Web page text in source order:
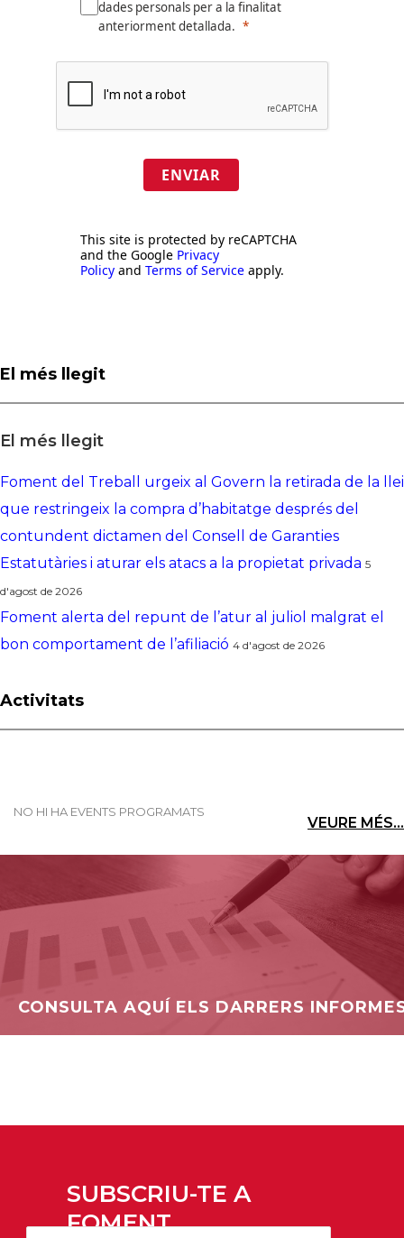
dades personals per a la finalitat
anteriorment detallada.
ENVIAR
This site is protected by reCAPTCHA
and the Google Privacy
Policy and Terms of Service apply.
El més llegit
El més llegit
Foment del Treball urgeix al Govern la retirada de la llei
que restringeix la compra d’habitatge després del
contundent dictamen del Consell de Garanties
Estatutàries i aturar els atacs a la propietat privada 5
d'agost de 2026
Foment alerta del repunt de l’atur al juliol malgrat el
bon comportament de l’afiliació 4 d'agost de 2026
Activitats
NO HI HA EVENTS PROGRAMATS
VEURE MÉS...
CONSULTA AQUÍ ELS DARRERS
SUBSCRIU-TE A
FOMENT